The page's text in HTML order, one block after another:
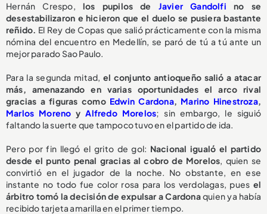
Hernán Crespo, los pupilos de Javier Gandolfino se
desestabilizaron e hicieron que el duelo se pusiera bastante
reñido. El Rey de Copas que salió prácticamente con la misma
nómina del encuentro en Medellín, se paró de tú a tú ante un
mejor parado Sao Paulo.
Para la segunda mitad, el conjunto antioqueño salió a atacar
más, amenazando en varias oportunidades el arco rival
gracias a figuras como Edwin Cardona, Marino Hinestroza,
Marlos Moreno yAlfredo Morelos; sin embargo, le siguió
faltando la suerte que tampoco tuvo en el partido de ida.
Pero por fin llegó el grito de gol: Nacional igualó el partido
desde el punto penal gracias al cobro de Morelos, quien se
convirtió en el jugador de la noche. No obstante, en ese
instante no todo fue color rosa para los verdolagas, pues el
árbitro tomó la decisión de expulsar a Cardonaquien ya había
recibido tarjeta amarilla en el primer tiempo.